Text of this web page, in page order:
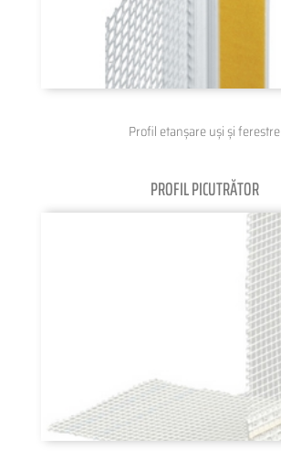
Profil etanșare uși și ferestre
PROFIL PICUTRĂTOR